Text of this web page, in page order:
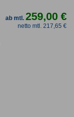
ab mtl.259,00 €
netto mtl. 217,65 €